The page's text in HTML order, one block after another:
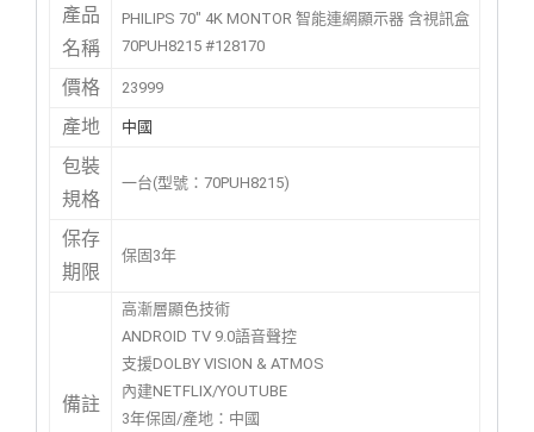
產品
名稱
PHILIPS 70″ 4K MONTOR 智能連網顯示器 含視訊盒
70PUH8215 #128170
價格 23999
產地 中國
包裝
規格
一台(型號：70PUH8215)
保存
期限
保固3年
備註
高漸層顯色技術
ANDROID TV 9.0語音聲控
支援DOLBY VISION & ATMOS
內建NETFLIX/YOUTUBE
3年保固/產地：中國